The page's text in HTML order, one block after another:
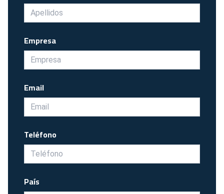
Empresa
Email
Teléfono
País